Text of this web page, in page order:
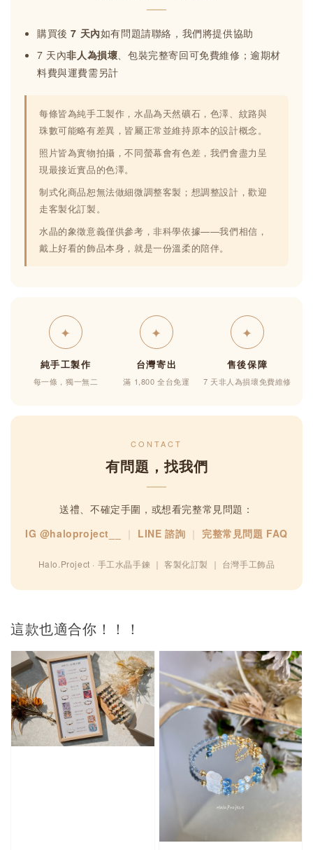
購買後7 天內如有問題請聯絡，我們將提供協助
7 天內非人為損壞 、包裝完整寄回可免費維修；逾期材
料費與運費需另計
每條皆為純手工製作，水晶為天然礦石，色澤、紋路與
珠數可能略有差異，皆屬正常並維持原本的設計概念。
照片皆為實物拍攝，不同螢幕會有色差，我們會盡力呈
現最接近實品的色澤。
制式化商品恕無法做細微調整客製；想調整設計，歡迎
走客製化訂製。
水晶的象徵意義僅供參考，非科學依據——我們相信，
戴上好看的飾品本身，就是一份溫柔的陪伴。
✦
純手工製作
每一條，獨一無二
✦
台灣寄出
滿 1,800 全台免運
✦
售後保障
7 天非人為損壞免費維修
CONTACT
有問題，找我們
送禮、不確定手圍，或想看完整常見問題：
IG @haloproject__
｜ LINE 諮詢 ｜ 完整常見問題 FAQ
Halo.Project · 手工水晶手鍊 ｜ 客製化訂製 ｜ 台灣手工飾品
這款也適合你！！！